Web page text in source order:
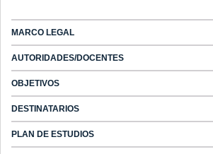
MARCO LEGAL
AUTORIDADES/DOCENTES
OBJETIVOS
DESTINATARIOS
PLAN DE ESTUDIOS